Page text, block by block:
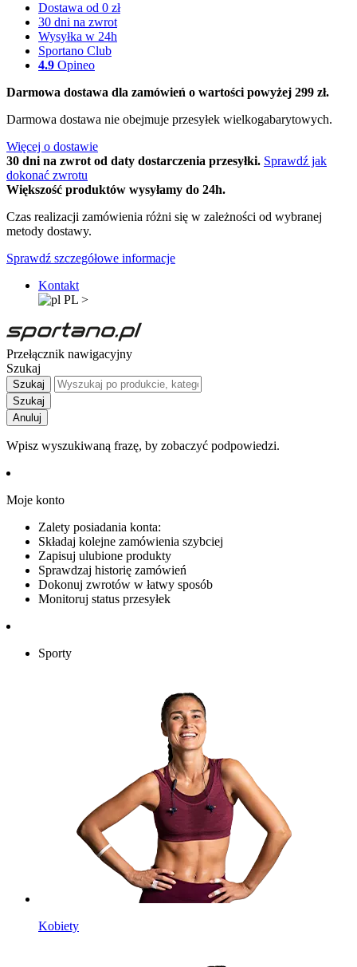
Dostawa od 0 zł
30 dni na zwrot
Wysyłka w 24h
Sportano Club
4.9 Opineo
Darmowa dostawa dla zamówień o wartości powyżej 299 zł.
Darmowa dostawa nie obejmuje przesyłek wielkogabarytowych.
Więcej o dostawie
30 dni na zwrot od daty dostarczenia przesyłki. Sprawdź jak
dokonać zwrotu
Większość produktów wysyłamy do 24h.
Czas realizacji zamówienia różni się w zależności od wybranej
metody dostawy.
Sprawdź szczegółowe informacje
Kontakt
PL >
Przełącznik nawigacyjny
Szukaj
Szukaj
Szukaj
Anuluj
Wpisz wyszukiwaną frazę, by zobaczyć podpowiedzi.
Moje konto
Zalety posiadania konta:
Składaj kolejne zamówienia szybciej
Zapisuj ulubione produkty
Sprawdzaj historię zamówień
Dokonuj zwrotów w łatwy sposób
Monitoruj status przesyłek
Sporty
Kobiety